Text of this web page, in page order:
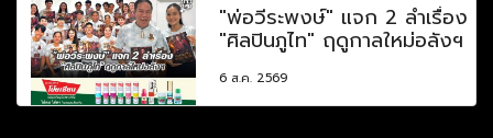
"พ่อวีระพงษ์" แจก 2 ลำเรื่อง
"ศิลปินภูไท" ฤดูกาลใหม่อลังฯ
6 ส.ค. 2569